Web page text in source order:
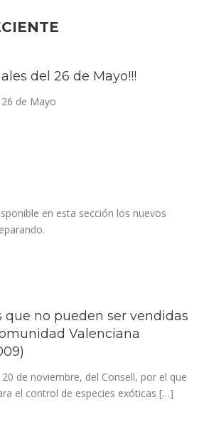
del 26 de Mayo!!!
de Mayo
en esta sección los nuevos
que no pueden ser vendidas
Valenciana
de noviembre, del Consell, por el que
el control de especies exóticas […]